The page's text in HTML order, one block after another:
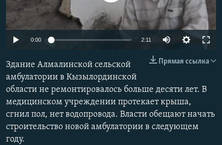
0:00 2:11
Прямая ссылка
Здание Алмалинской сельской
амбулатории в Кызылординской
области не ремонтировалось больше десяти лет. В
медицинском учреждении протекает крыша,
сгнил пол, нет водопровода. Власти обещают начать
строительство новой амбулатории в следующем
году.